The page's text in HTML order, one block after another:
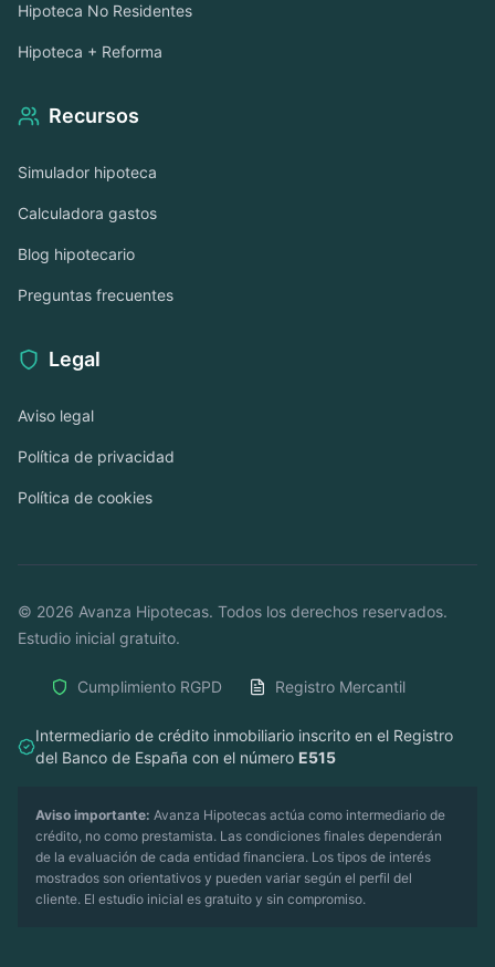
Hipoteca No Residentes
Hipoteca + Reforma
Recursos
Simulador hipoteca
Calculadora gastos
Blog hipotecario
Preguntas frecuentes
Legal
Aviso legal
Política de privacidad
Política de cookies
© 2026 Avanza Hipotecas. Todos los derechos reservados.
Estudio inicial gratuito.
Cumplimiento RGPD Registro Mercantil
Intermediario de crédito inmobiliario inscrito en el Registro
del Banco de España con el número E515
Aviso importante: Avanza Hipotecas actúa como intermediario de
crédito, no como prestamista. Las condiciones finales dependerán
de la evaluación de cada entidad financiera. Los tipos de interés
mostrados son orientativos y pueden variar según el perfil del
cliente. El estudio inicial es gratuito y sin compromiso.